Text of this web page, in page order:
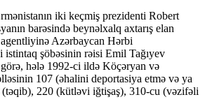
iki keçmiş prezidenti Robert
barəsində beynəlxalq axtarış elan
Azərbaycan Hərbi
şöbəsinin rəisi Emil Tağıyev
hələ 1992-ci ildə Köçəryan və
107 (əhalini deportasiya etmə və ya
220 (kütləvi iğtişaş), 310-cu (vəzifəli